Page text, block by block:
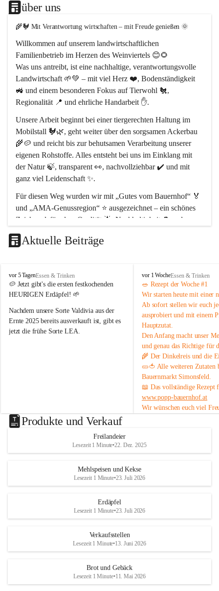
über uns
🌾🐓 Mit Verantwortung wirtschaften – mit Freude genießen 🌞
Willkommen auf unserem landwirtschaftlichen
Familienbetrieb im Herzen des Weinviertels 😊🌻
Was uns antreibt, ist eine nachhaltige, verantwortungsvolle
Landwirtschaft 🌱💚 – mit viel Herz ❤️, Bodenständigkeit
🚜 und einem besonderen Fokus auf Tierwohl 🐔,
Regionalität 📍 und ehrliche Handarbeit ✋.
Unsere Arbeit beginnt bei einer tiergerechten Haltung im
Mobilstall 🐓🌿, geht weiter über den sorgsamen Ackerbau
🌾🥔 und reicht bis zur behutsamen Verarbeitung unserer
eigenen Rohstoffe. Alles entsteht bei uns im Einklang mit
der Natur 🍃, transparent 👀, nachvollziehbar ✔️ und mit
ganz viel Leidenschaft ✨.
Für diesen Weg wurden wir mit „Gutes vom Bauernhof“ 🏅
und „AMA-Genussregion“ ⭐ ausgezeichnet – ein schönes
Zeichen dafür, dass Qualität 🌟, Nachhaltigkeit ♻️ und
Unser Hof liegt im Naturpark Leiser Berge 🏞️
arbeiten wir hier bewusst im Rhythmus der Natur 🌿🌤️.
Schön, dass ihr da seid 🥰 – und ein Stück echtes
Aktuelle Beiträge
P
o
p
B
a
u
e
vor 5 TagenEssen & Trinken
🥔 Jetzt gibt's die ersten festkochenden
HEURIGEN Erdäpfel! 🌱
Nachdem unsere Sorte Valdivia aus der
Ernte 2025 bereits ausverkauft ist, gibt es
jetzt die frühe Sorte LEA.
#heurige #erdäpfel #festkochend #regional
#direktvombbauernhof #hofpopp
#leiserberge #ernstbrunn #frischvomfeld
P
o
p
p
a
u
e
r
n
h
o
f
vor 1 WocheEssen & Trinken
🥗 Rezept der Woche #1
Wir starten heute mit einer
Ab sofort stellen wir euch
ausprobiert und mit einem
Hauptzutat.
Den Anfang macht unser
und genau das Richtige für
🌾 Der Dinkelreis und die
🥒🍅 Alle weiteren Zutaten
Bauernmarkt Simonsfeld.
📖 Das vollständige Rezept
www.popp-bauernhof.at
Wir wünschen euch viel
Produkte und Verkauf
Freilandeier
Lesezeit 1 Minute•22. Dez. 2025
Mehlspeisen und Kekse
Lesezeit 1 Minute•23. Juli 2026
Erdäpfel
Lesezeit 1 Minute•23. Juli 2026
Verkaufsstellen
Lesezeit 1 Minute•13. Juni 2026
Brot und Gebäck
Lesezeit 1 Minute•11. Mai 2026